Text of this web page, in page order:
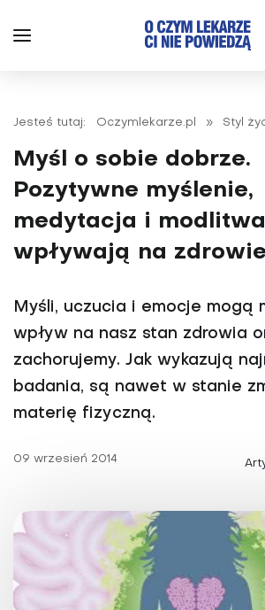
Jesteś tutaj: Oczymlekarze.pl » Styl
Myśl o sobie dobrze.
Pozytywne myślenie,
medytacja i modlitwa
wpływają na zdrowie
Myśli, uczucia i emocje mogą
wpływ na nasz stan zdrowia
zachorujemy. Jak wykazują
badania, są nawet w stanie
materię fizyczną.
09 wrzesień 2014